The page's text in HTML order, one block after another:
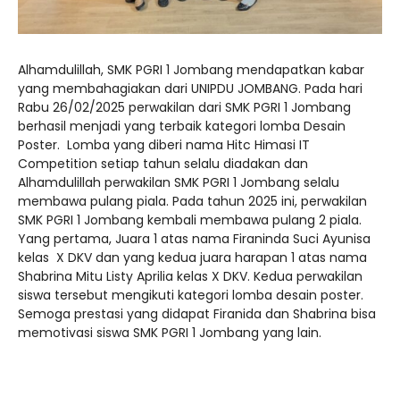
Alhamdulillah, SMK PGRI 1 Jombang mendapatkan kabar
yang membahagiakan dari UNIPDU JOMBANG. Pada hari
Rabu 26/02/2025 perwakilan dari SMK PGRI 1 Jombang
berhasil menjadi yang terbaik kategori lomba Desain
Poster. Lomba yang diberi nama Hitc Himasi IT
Competition setiap tahun selalu diadakan dan
Alhamdulillah perwakilan SMK PGRI 1 Jombang selalu
membawa pulang piala. Pada tahun 2025 ini, perwakilan
SMK PGRI 1 Jombang kembali membawa pulang 2 piala.
Yang pertama, Juara 1 atas nama Firaninda Suci Ayunisa
kelas X DKV dan yang kedua juara harapan 1 atas nama
Shabrina Mitu Listy Aprilia kelas X DKV. Kedua perwakilan
siswa tersebut mengikuti kategori lomba desain poster.
Semoga prestasi yang didapat Firanida dan Shabrina bisa
memotivasi siswa SMK PGRI 1 Jombang yang lain.